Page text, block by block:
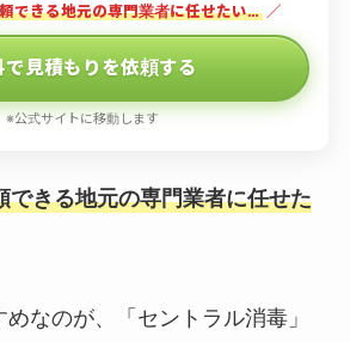
できる地元の専門業者に任せたい… ／
で見積もりを依頼する
※公式サイトに移動します
できる地元の専門業者に任せた
なのが、「セントラル消毒」